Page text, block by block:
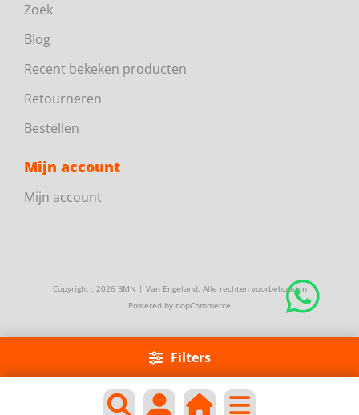
Filters
Zoek
Blog
Recent bekeken producten
Retourneren
Bestellen
Mijn account
Mijn account
Copyright ; 2026 BMN | Van Engeland. Alle rechten voorbehouden
Powered by nopCommerce